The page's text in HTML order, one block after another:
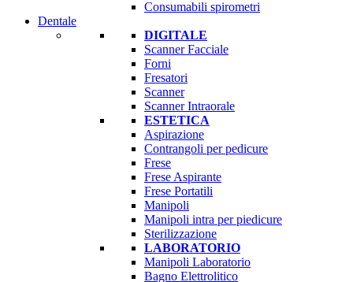
Consumabili spirometri
Dentale
DIGITALE
Scanner Facciale
Forni
Fresatori
Scanner
Scanner Intraorale
ESTETICA
Aspirazione
Contrangoli per pedicure
Frese
Frese Aspirante
Frese Portatili
Manipoli
Manipoli intra per piedicure
Sterilizzazione
LABORATORIO
Manipoli Laboratorio
Bagno Elettrolitico